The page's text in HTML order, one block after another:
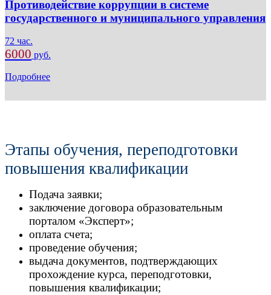
Противодействие коррупции в системе
государственного и муниципального управления
72 час.
6000 руб.
Подробнее
Этапы обучения, переподготовки
повышения квалификации
Подача заявки;
заключение договора образовательным
порталом «Эксперт»;
оплата счета;
проведение обучения;
выдача документов, подтверждающих
прохождение курса, переподготовки,
повышения квалификации;